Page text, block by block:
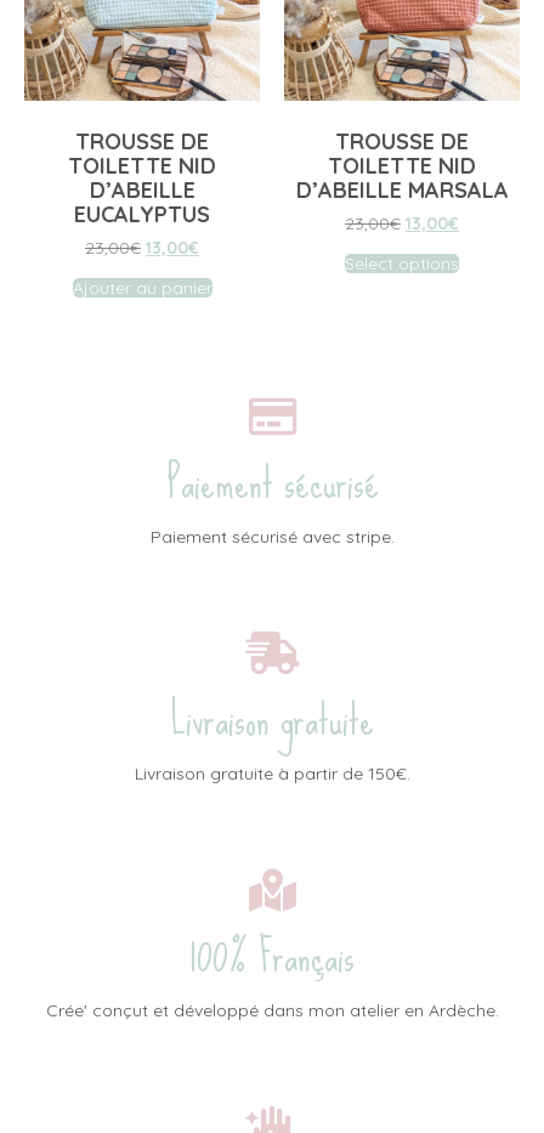
TROUSSE DE
TOILETTE NID
D’ABEILLE
EUCALYPTUS
23,00€ 13,00€
Ajouter au panier
TROUSSE DE
TOILETTE NID
D’ABEILLE MARSALA
23,00€ 13,00€
Select options
Paiement sécurisé
Paiement sécurisé avec stripe.
Livraison gratuite
Livraison gratuite à partir de 150€.
100% Français
Crée' conçut et développé dans mon atelier en Ardèche.